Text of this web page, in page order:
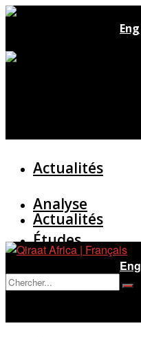
Eng
Actualités
Analyse
Études
Entretien
Actualités
Eng